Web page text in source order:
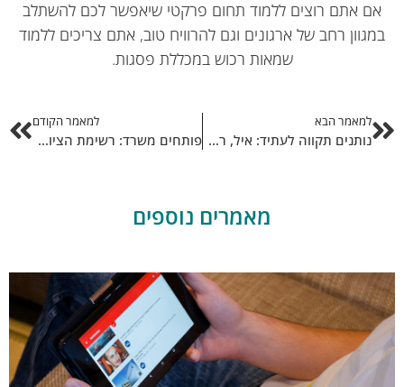
אתם רוצים ללמוד תחום פרקטי שיאפשר לכם להשתלב
רחב של ארגונים וגם להרוויח טוב, אתם צריכים ללמוד
שמאות רכוש במכללת פסגות.
למאמר הבא
נותנים תקווה לעתיד: איל, רפי ומשה אדרעי מעניקים מלגות לילדים ונוער חסרי יכולת כלכלית
למאמר הקודם
פותחים משרד: רשימת הציוד המלאה לעסק המתחיל
מאמרים נוספים